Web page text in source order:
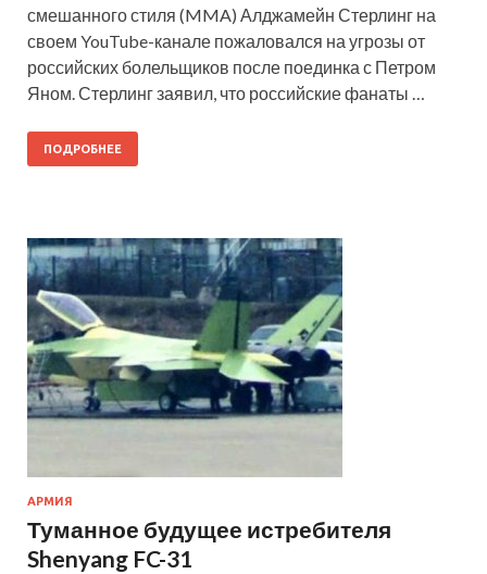
смешанного стиля (MMA) Алджамейн Стерлинг на
своем YouTube-канале пожаловался на угрозы от
российских болельщиков после поединка с Петром
Яном. Стерлинг заявил, что российские фанаты …
ПОДРОБНЕЕ
АРМИЯ
Туманное будущее истребителя
Shenyang FC-31